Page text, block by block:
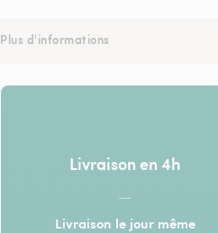
Plus d'informations
Livraison en 4h
—
Livraison le jour même